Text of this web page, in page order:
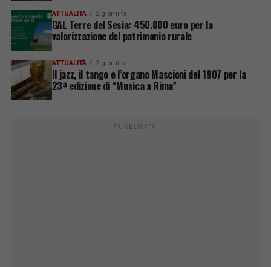
ATTUALITÀ 2 giorni fa
GAL Terre del Sesia: 450.000 euro per la
valorizzazione del patrimonio rurale
ATTUALITÀ 2 giorni fa
Il jazz, il tango e l’organo Mascioni del 1907 per la
23ª edizione di “Musica a Rima”
PUBBLICITÀ